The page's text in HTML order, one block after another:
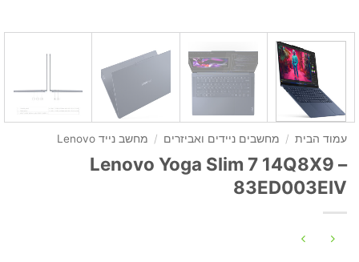
עמוד הבית / מחשבים ניידים ואביזרים / מחשב נייד Lenovo
Lenovo Yoga Slim 7 14Q8X9 –
83ED003EIV